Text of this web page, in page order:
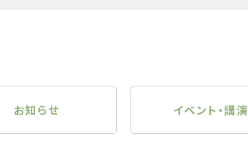
お知らせ イベント・講演